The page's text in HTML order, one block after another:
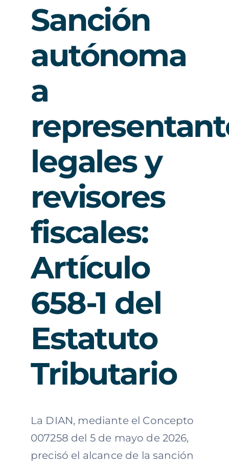
Sanción
autónoma
a
legales y
revisores
fiscales:
Artículo
658-1 del
Estatuto
Tributario
La DIAN, mediante el Concepto
007258 del 5 de mayo de 2026,
precisó el alcance de la sanción